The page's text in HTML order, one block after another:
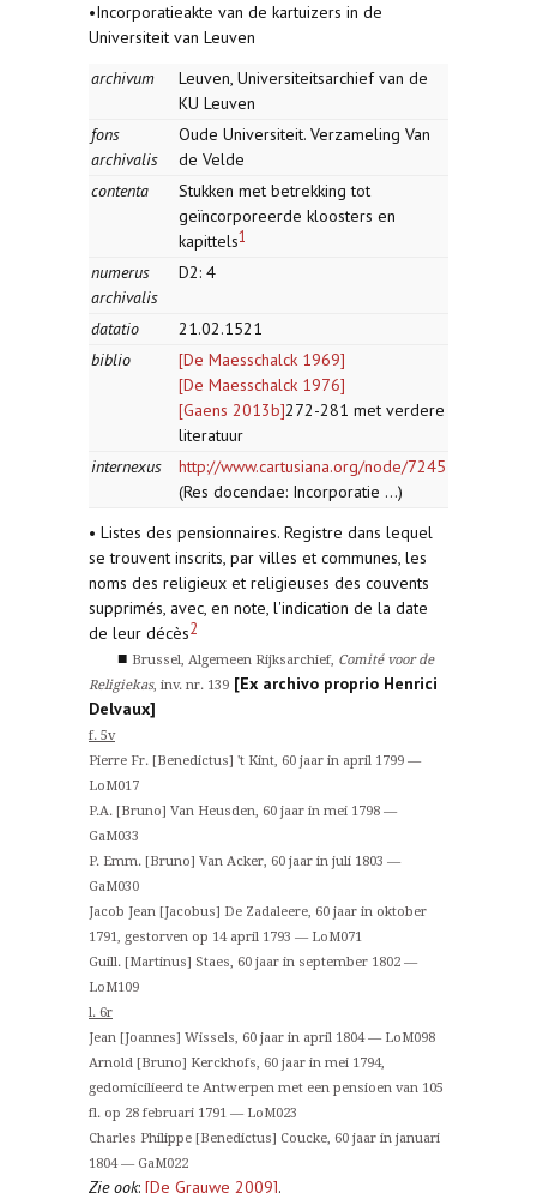
•Incorporatieakte van de kartuizers in de
Universiteit van Leuven
archivum
Leuven, Universiteitsarchief van de
KU Leuven
fons
archivalis
Oude Universiteit. Verzameling Van
de Velde
contenta
Stukken met betrekking tot
geïncorporeerde kloosters en
kapittels1
numerus
archivalis
D2: 4
datatio
21.02.1521
biblio
[De Maesschalck 1969]
[De Maesschalck 1976]
[Gaens 2013b]272-281 met verdere
literatuur
internexus
http://www.cartusiana.org/node/7245
(Res docendae: Incorporatie ...)
• Listes des pensionnaires. Registre dans lequel
se trouvent inscrits, par villes et communes, les
noms des religieux et religieuses des couvents
supprimés, avec, en note, l'indication de la date
de leur décès2
■ Brussel, Algemeen Rijksarchief, Comité voor de
Religiekas, inv. nr. 139 [Ex archivo proprio Henrici
Delvaux]
f. 5v
Pierre Fr. [Benedictus] 't Kint, 60 jaar in april 1799 —
LoM017
P.A. [Bruno] Van Heusden, 60 jaar in mei 1798 —
GaM033
P. Emm. [Bruno] Van Acker, 60 jaar in juli 1803 —
GaM030
Jacob Jean [Jacobus] De Zadaleere, 60 jaar in oktober
1791, gestorven op 14 april 1793 — LoM071
Guill. [Martinus] Staes, 60 jaar in september 1802 —
LoM109
l. 6r
Jean [Joannes] Wissels, 60 jaar in april 1804 — LoM098
Arnold [Bruno] Kerckhofs, 60 jaar in mei 1794,
gedomicilieerd te Antwerpen met een pensioen van 105
fl. op 28 februari 1791 — LoM023
Charles Philippe [Benedictus] Coucke, 60 jaar in januari
1804 — GaM022
Zie ook: [De Grauwe 2009].